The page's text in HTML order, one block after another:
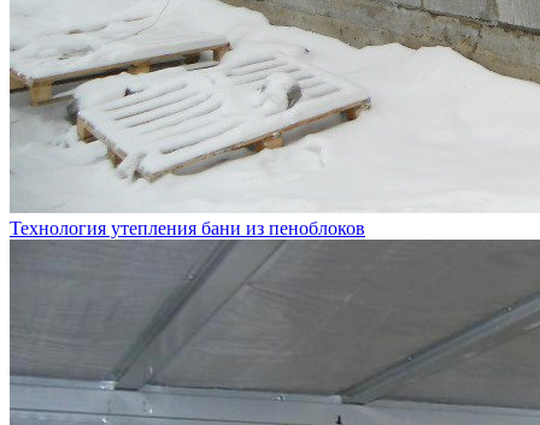
Технология утепления бани из пеноблоков